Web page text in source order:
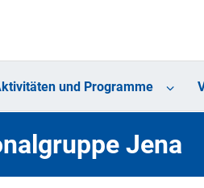
und Programme
Jena